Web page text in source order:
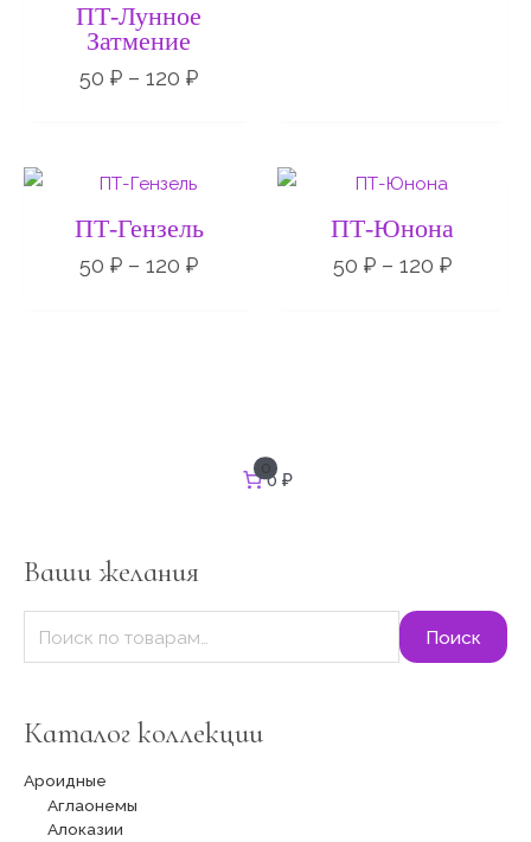
ПТ-Лунное
Затмение
50 ₽ – 120 ₽
ПТ-Гензель
50 ₽ – 120 ₽
Диапазон
–
120 ₽
ПТ-Юнона
50 ₽ – 120 ₽
–
120 ₽
0
0 ₽
Ваши желания
ь
:
Поиск
Каталог коллекции
Ароидные
Аглаонемы
Алоказии